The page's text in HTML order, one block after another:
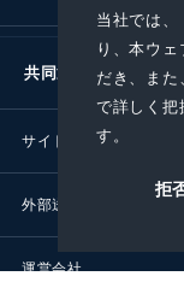
当社では、
り、本ウ
だき、また
で詳しく把
す。
拒
共同通信社グループ
サイトポリシー
外部送信ポリシー
運営会社